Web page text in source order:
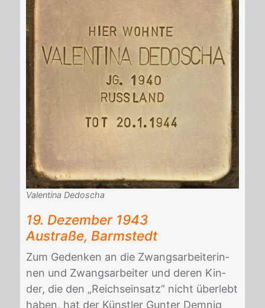
Valentina Dedoscha
19. De­zem­ber 1943
Au­stra­ße, Barm­stedt
Zum Ge­den­ken an die Zwangs­ar­bei­te­rin­
nen und Zwangs­ar­bei­ter und de­ren Kin­
der, die den „Reich­s­ein­satz” nicht über­lebt
ha­ben, hat der Künst­ler Gun­ter Dem­nig